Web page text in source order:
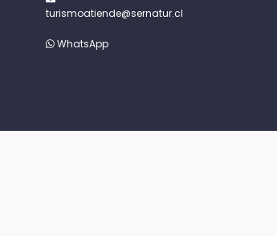
turismoatiende@sernatur.cl
WhatsApp